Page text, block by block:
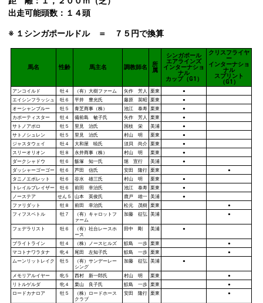
出走可能頭数：１４頭
※ １シンガポールドル ＝ ７５円で換算
馬名 性齢 馬主名 調教師名
所
属
シンガポール
エアラインズ
インターナショ
ナル
カップ（G1）
クリスフライヤ
ー
インターナショ
ナル
スプリント
（G1）
アンコイルド 牡４ （有）大樹ファーム 矢作 芳人 栗東
●
エイシンフラッシュ
牡６ 平井 豊光氏 藤原 英昭 栗東
●
オーシャンブルー
牡５ 青芝商事（株） 池江 泰寿 栗東
●
カポーティスター
牡４ 備前島 敏子氏 矢作 芳人 栗東
●
サトノアポロ
牡５ 里見 治氏 国枝 栄 美浦
●
サトノシュレン
牡５ 里見 治氏 村山 明 栗東
●
ジャスタウェイ
牡４ 大和屋 暁氏 須貝 尚介 栗東
●
スリーオリオン
牡８ 永井商事（株） 村山 明 栗東
●
ダークシャドウ
牡６ 飯塚 知一氏 堀 宣行 美浦
●
ダッシャーゴーゴー
牡６ 芦田 信氏 安田 隆行 栗東
●
タニノエポレット
牡６ 谷水 雄三氏 村山 明 栗東
●
トレイルブレイザー
牡６ 前田 幸治氏 池江 泰寿 栗東
●
ノーステア
せん５ 山本 英俊氏 鹿戸 雄一 美浦
●
ファリダット
牡８ 前田 幸治氏 松元 茂樹 栗東
●
フィフスペトル
牡７
（有）キャロットフ
ァーム
加藤 征弘 美浦 ●
フェデラリスト 牡６
（有）社台レースホ
ース
田中 剛 美浦 ●
ブライトライン 牡４ （株）ノースヒルズ 鮫島 一歩 栗東
●
マコトナワラタナ
牝４ 尾田 左知子氏 鮫島 一歩 栗東
●
ムーンリットレイク
牡５
（有）サンデーレー
シング
加藤 征弘 美浦 ●
メモリアルイヤー 牝５ 西村 新一郎氏 村山 明 栗東
●
リトルゲルダ
牝４ 栗山 良子氏 鮫島 一歩 栗東
●
ロードカナロア
牡５
（株）ロードホース
クラブ
安田 隆行 栗東 ●